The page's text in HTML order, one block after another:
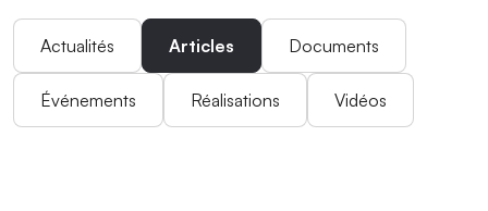
Actualités Articles Documents
Événements Réalisations Vidéos